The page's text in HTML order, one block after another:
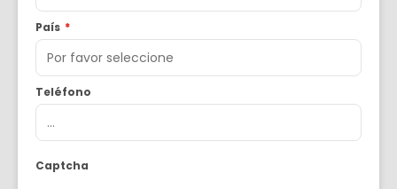
País *
Teléfono
Captcha